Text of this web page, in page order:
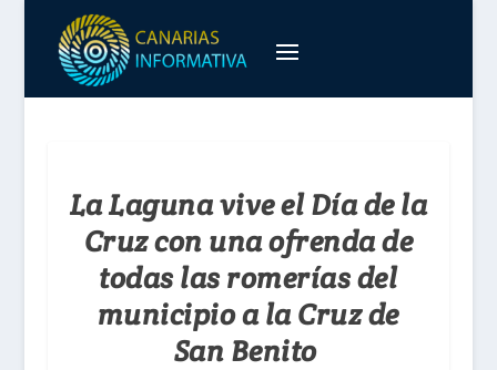
La Laguna vive el Día de la
Cruz con una ofrenda de
todas las romerías del
municipio a la Cruz de
San Benito